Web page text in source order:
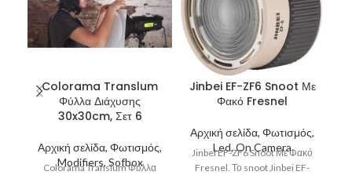
Colorama Translum
Φύλλα Διάχυσης
30x30cm, Σετ 6
Αρχική σελίδα, Φωτισμός,
Modifiers, Sofbox
Colorama Translum Φύλλα
Jinbei EF-ZF6 Snoot Με
Φακό Fresnel
Αρχική σελίδα, Φωτισμός,
Led, On Camera
Jinbei EF-ZF6 Snoot Με Φακό
Fresnel. Το snoot Jinbei EF-